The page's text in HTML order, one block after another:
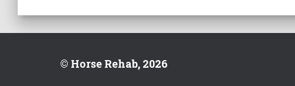
© Horse Rehab, 2026